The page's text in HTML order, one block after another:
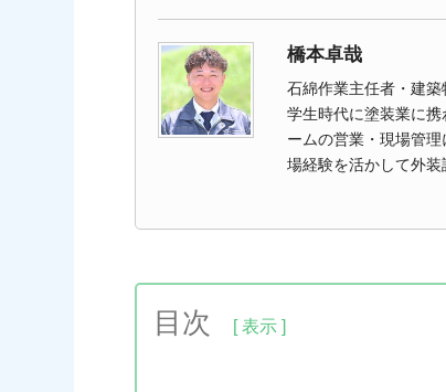
橋本卓哉
石綿作業主任者・建
学生時代に塗装業に
ームの営業・現場管
場経験を活かして外装
目次